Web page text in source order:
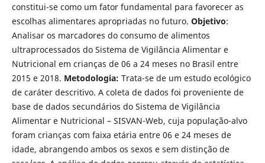
constitui-se como um fator fundamental para favorecer as
escolhas alimentares apropriadas no futuro. Objetivo:
Analisar os marcadores do consumo de alimentos
ultraprocessados do Sistema de Vigilância Alimentar e
Nutricional em crianças de 06 a 24 meses no Brasil entre
2015 e 2018. Metodologia: Trata-se de um estudo ecológico
de caráter descritivo. A coleta de dados foi proveniente de
base de dados secundários do Sistema de Vigilância
Alimentar e Nutricional – SISVAN-Web, cuja população-alvo
foram crianças com faixa etária entre 06 e 24 meses de
idade, abrangendo ambos os sexos e sem distinção de